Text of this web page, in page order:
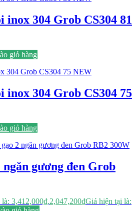
inox 304 Grob CS304 81
giỏ hàng
inox 304 Grob CS304 75
giỏ hàng
ngăn gương đen Grob
3,412,000₫.2,047,200₫Giá hiện tại là: